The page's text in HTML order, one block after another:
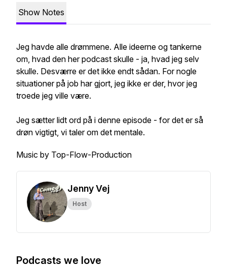
Show Notes
Jeg havde alle drømmene. Alle ideerne og tankerne
om, hvad den her podcast skulle - ja, hvad jeg selv
skulle. Desværre er det ikke endt sådan. For nogle
situationer på job har gjort, jeg ikke er der, hvor jeg
troede jeg ville være.
Jeg sætter lidt ord på i denne episode - for det er så
drøn vigtigt, vi taler om det mentale.
Music by Top-Flow-Production
Jenny Vej
Host
Podcasts we love